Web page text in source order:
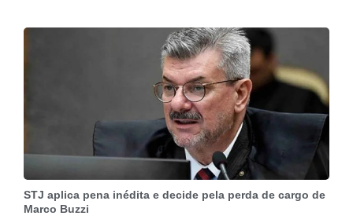
STJ aplica pena inédita e decide pela perda de cargo de
Marco Buzzi